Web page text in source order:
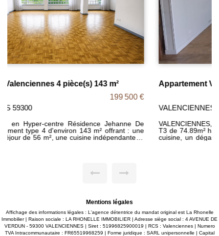
Appartement Valenciennes 3 pièce(s) 74.89 m2
VALENCIENNES 59300
VALENCIENNES, Centre-ville, au 2ème étage, Appartement
T3 de 74.89m² habitable offrant : une entrée, un séjour, une
cuisine, un dégagement, deux chambres, un WC, une salle
Mentions légales
Affichage des informations légales : L'agence détentrice du mandat original est La Rhonelle
Immobilier | Raison sociale : LA RHONELLE IMMOBILIER | Adresse siège social : 4 AVENUE DE
VERDUN - 59300 VALENCIENNES | Siret : 51996825900019 | RCS : Valenciennes | Numero
TVA Intracommunautaire : FR65519968259 | Forme juridique : SARL unipersonnelle | Capital